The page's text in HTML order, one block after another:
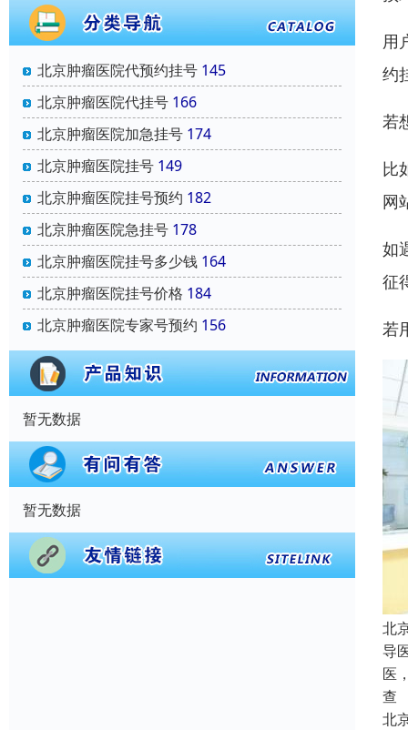
北京肿瘤医院代预约挂号 145
北京肿瘤医院代挂号 166
北京肿瘤医院加急挂号 174
北京肿瘤医院挂号 149
北京肿瘤医院挂号预约 182
北京肿瘤医院急挂号 178
北京肿瘤医院挂号多少钱 164
北京肿瘤医院挂号价格 184
北京肿瘤医院专家号预约 156
暂无数据
暂无数据
用
约
若
比
网
如
征
若
北
导
医
查
北